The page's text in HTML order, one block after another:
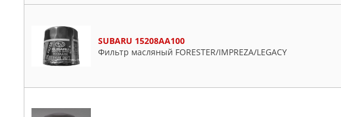
SUBARU 15208AA100
Фильтр масляный FORESTER/IMPREZA/LEGACY